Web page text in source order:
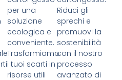
per una
soluzione
ecologica e
conveniente.
Trasformiamo
i tuoi scarti in
risorse utili
Riduci gli
sprechi e
promuovi la
sostenibilità
con il nostro
processo
avanzato di